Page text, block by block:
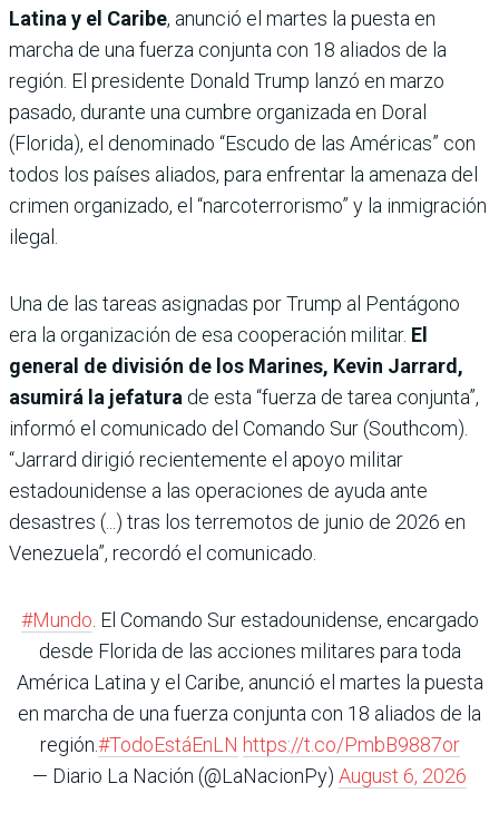
Latina y el Caribe, anunció el martes la puesta en
marcha de una fuerza conjunta con 18 aliados de la
región. El presidente Donald Trump lanzó en marzo
pasado, durante una cumbre organizada en Doral
(Florida), el denominado “Escudo de las Américas” con
todos los países aliados, para enfrentar la amenaza del
crimen organizado, el “narcoterrorismo” y la inmigración
ilegal.
Una de las tareas asignadas por Trump al Pentágono
era la organización de esa cooperación militar. El
general de división de los Marines, Kevin Jarrard,
asumirá la jefatura de esta “fuerza de tarea conjunta”,
informó el comunicado del Comando Sur (Southcom).
“Jarrard dirigió recientemente el apoyo militar
estadounidense a las operaciones de ayuda ante
desastres (...) tras los terremotos de junio de 2026 en
Venezuela”, recordó el comunicado.
#Mundo . El Comando Sur estadounidense, encargado
desde Florida de las acciones militares para toda
América Latina y el Caribe, anunció el martes la puesta
en marcha de una fuerza conjunta con 18 aliados de la
región.#TodoEstáEnLN https://t.co/PmbB9887or
— Diario La Nación (@LaNacionPy) August 6, 2026